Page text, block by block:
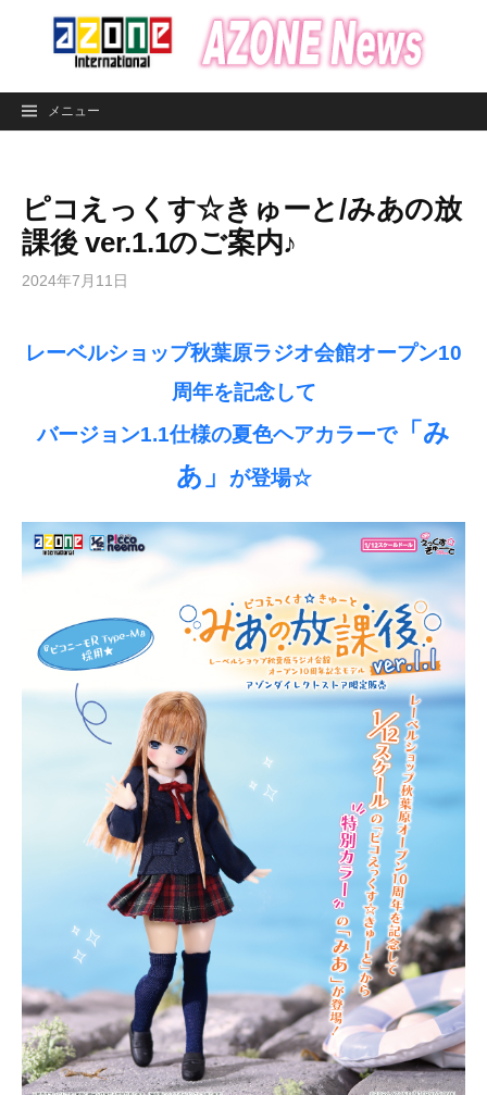
ン
メニュー
ピコえっくす☆きゅーと/みあの放
課後 ver.1.1のご案内♪
2024年7月11日
レーベルショップ秋葉原ラジオ会館オープン10
周年を記念して
バージョン1.1仕様の夏色ヘアカラーで「み
あ」
が登場☆